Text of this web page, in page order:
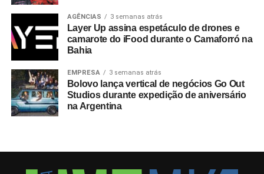
AGÊNCIAS 3 semanas atrás
Layer Up assina espetáculo de drones e
camarote do iFood durante o Camaforró na
Bahia
EMPRESA 3 semanas atrás
Bolovo lança vertical de negócios Go Out
Studios durante expedição de aniversário
na Argentina